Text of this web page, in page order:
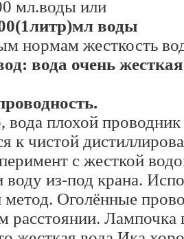
мл.воды или
воды
нормам жесткость
вода очень жесткая
вода плохой проводник
к чистой
с жесткой
воду из-под крана.
Оголённые
расстоянии. Лампочка